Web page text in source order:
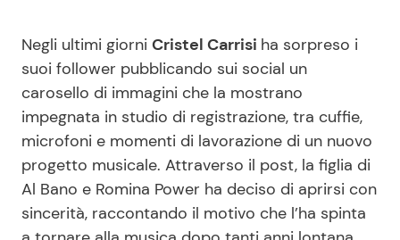
Moda e Style
Mondo Mamma
News benessere
Salute
Dolci
Le Ricette in TV
Primi Piatti
Ricette Facili e Veloci
Negli ultimi giorni Cristel Carrisi ha sorpreso i
suoi follower pubblicando sui social un
carosello di immagini che la mostrano
impegnata in studio di registrazione, tra cuffie,
microfoni e momenti di lavorazione di un nuovo
progetto musicale. Attraverso il post, la figlia di
Al Bano e Romina Power ha deciso di aprirsi con
sincerità, raccontando il motivo che l’ha spinta